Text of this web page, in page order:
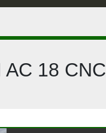
AC 18 CNC